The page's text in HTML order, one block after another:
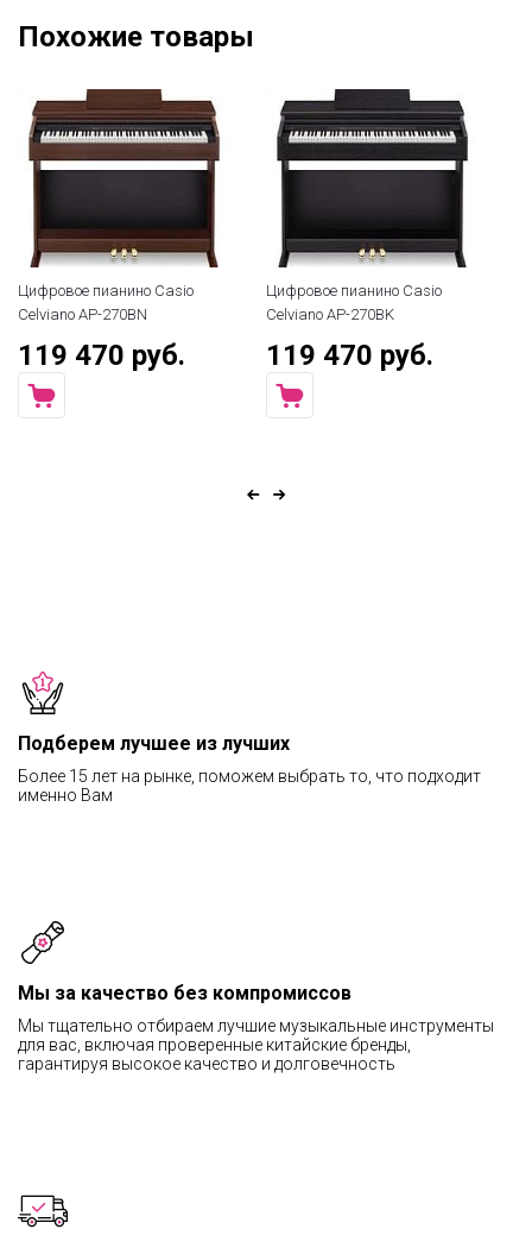
Похожие товары
Цифровое пианино Casio
Celviano AP-270BN
119 470 руб.
Цифровое пианино Casio
Celviano AP-270BK
119 470 руб.
Подберем лучшее из лучших
Более 15 лет на рынке, поможем выбрать то, что подходит
именно Вам
Мы за качество без компромиссов
Мы тщательно отбираем лучшие музыкальные инструменты
для вас, включая проверенные китайские бренды,
гарантируя высокое качество и долговечность